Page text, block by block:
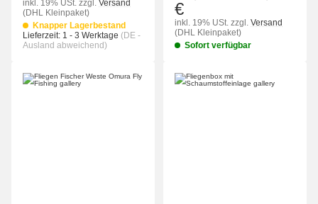
inkl. 19% USt. zzgl. Versand
(DHL Kleinpaket)
Knapper Lagerbestand
Lieferzeit: 1 - 3 Werktage (DE -
Ausland abweichend)
€
inkl. 19% USt. zzgl. Versand
(DHL Kleinpaket)
Sofort verfügbar